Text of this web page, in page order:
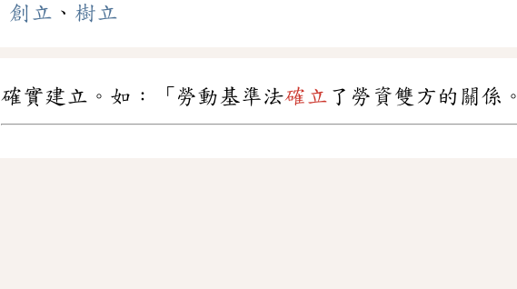
創立 、 樹立
確實建立。如：「勞動基準法確立 了勞資雙方的關係